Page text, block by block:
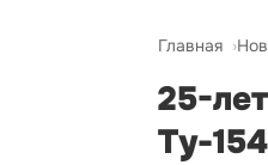
Главная
25-
Ту-154